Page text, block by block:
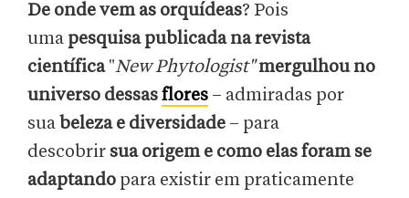
De onde vem as orquídeas? Pois
uma pesquisa publicada na revista
científica"New Phytologist" mergulhou no
universo dessasflores – admiradas por
sua beleza e diversidade – para
descobrir sua origem e como elas foram se
adaptando para existir em praticamente